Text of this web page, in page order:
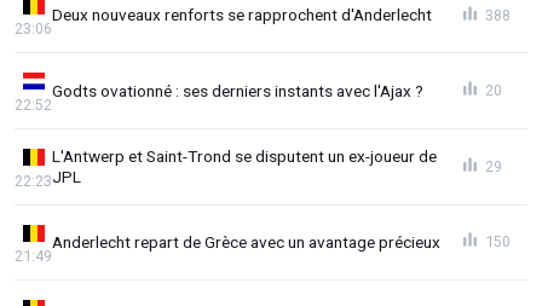
Deux nouveaux renforts se rapprochent d'Anderlecht
23:06
388
Godts ovationné : ses derniers instants avec l'Ajax ?
22:52
20
L'Antwerp et Saint-Trond se disputent un ex-joueur de
JPL
22:23
29
Anderlecht repart de Grèce avec un avantage précieux
21:49
150